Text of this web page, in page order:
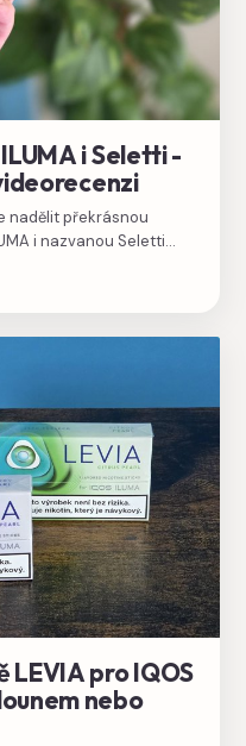
i Seletti -
nadělit překrásnou
i nazvanou Seletti
LEVIA pro IQOS
nebo